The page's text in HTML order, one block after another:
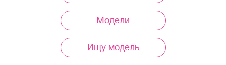
Модели
Ищу модель